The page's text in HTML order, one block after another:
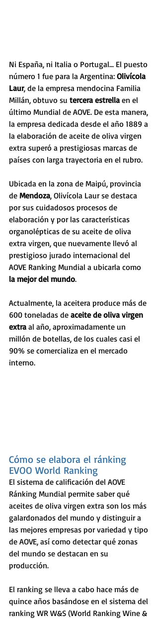
Ni España, ni Italia o Portugal... El puesto
número 1 fue para la Argentina: Olivícola
Laur, de la empresa mendocina Familia
Millán, obtuvo su tercera estrella en el
último Mundial de AOVE. De esta manera,
la empresa dedicada desde el año 1889 a
la elaboración de aceite de oliva virgen
extra superó a prestigiosas marcas de
países con larga trayectoria en el rubro.
Ubicada en la zona de Maipú, provincia
de Mendoza, Olivícola Laur se destaca
por sus cuidadosos procesos de
elaboración y por las características
organolépticas de su aceite de oliva
extra virgen, que nuevamente llevó al
prestigioso jurado internacional del
AOVE Ranking Mundial a ubicarla como
la mejor del mundo.
Actualmente, la aceitera produce más de
600 toneladas de aceite de oliva virgen
extra al año, aproximadamente un
millón de botellas, de los cuales casi el
90% se comercializa en el mercado
interno.
Cómo se elabora el ránking
EVOO World Ranking
El sistema de calificación del AOVE
Ránking Mundial permite saber qué
aceites de oliva virgen extra son los más
galardonados del mundo y distinguir a
las mejores empresas por variedad y tipo
de AOVE, así como detectar qué zonas
del mundo se destacan en su
producción.
El ranking se lleva a cabo hace más de
quince años basándose en el sistema del
ranking WR W&S (World Ranking Wine &